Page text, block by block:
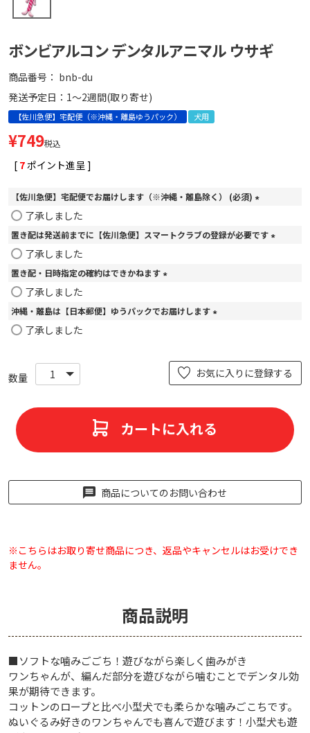
ボンビアルコン デンタルアニマル ウサギ
商品番号
bnb-du
発送予定日：1～2週間(取り寄せ)
【佐川急便】宅配便（※沖縄・離島ゆうパック） 犬用
¥749税込
[ 7ポイント進呈 ]
【佐川急便】宅配便でお届けします（※沖縄・離島除く） (必須)
須
了承しました
置き配は発送前までに【佐川急便】スマートクラブの登録が必要です
了承しました
置き配・日時指定の確約はできかねます
須
了承しました
沖縄・離島は【日本郵便】ゆうパックでお届けします
)
了承しました
お気に入りに登録する
カートに入れる
商品についてのお問い合わせ
※こちらはお取り寄せ商品につき、返品やキャンセルはお受けでき
ません。
商品説明
■ソフトな噛みごごち！遊びながら楽しく歯みがき
ワンちゃんが、編んだ部分を遊びながら噛むことでデンタル効
果が期待できます。
コットンのロープと比べ小型犬でも柔らかな噛みごこちです。
ぬいぐるみ好きのワンちゃんでも喜んで遊びます！小型犬も遊